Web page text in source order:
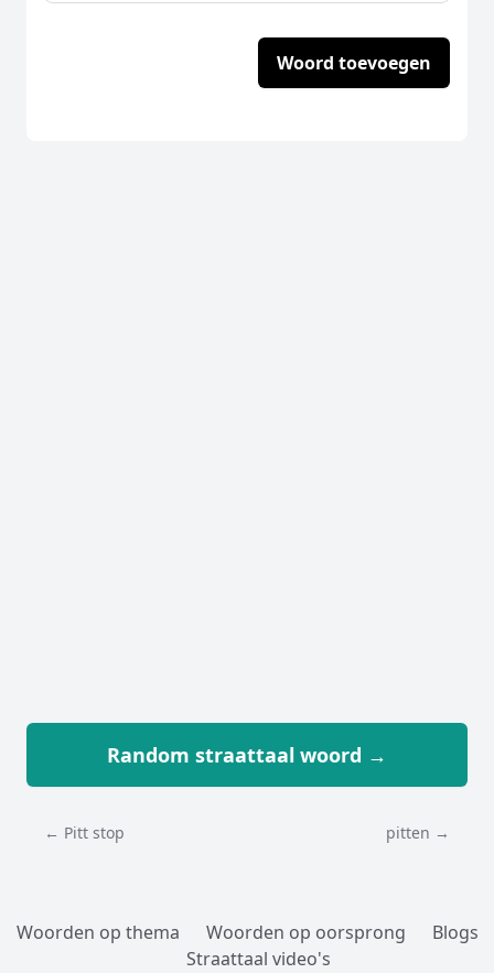
Woord toevoegen
Random straattaal woord →
← Pitt stop pitten →
Woorden op thema Woorden op oorsprong
Blogs
Straattaal video's